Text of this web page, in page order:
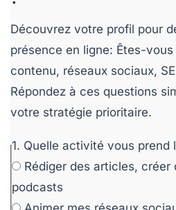
Découvrez votre profil pour
présence en ligne: Êtes-
contenu, réseaux sociaux,
Répondez à ces questions
votre stratégie prioritaire.
1. Quelle activité vous prend
Rédiger des articles, créer
podcasts